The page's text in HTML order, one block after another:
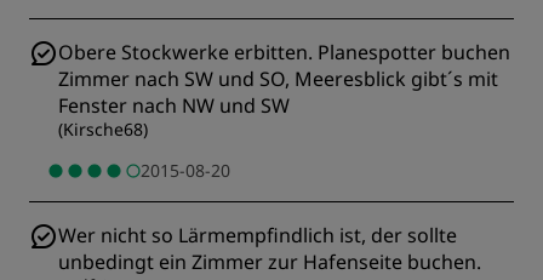
Obere Stockwerke erbitten. Planespotter buchen
Zimmer nach SW und SO, Meeresblick gibt´s mit
Fenster nach NW und SW
(Kirsche68)
2015-08-20
Wer nicht so Lärmempfindlich ist, der sollte
unbedingt ein Zimmer zur Hafenseite buchen.